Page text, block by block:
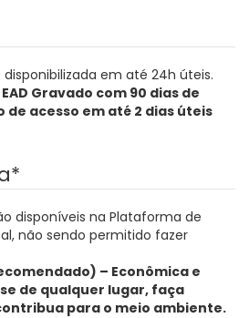
em até 24h úteis.
Gravado com 90 dias de
de acesso em até 2 dias úteis
*
disponíveis na Plataforma de
não sendo permitido fazer
– Econômica e
de qualquer lugar, faça
para o meio ambiente.